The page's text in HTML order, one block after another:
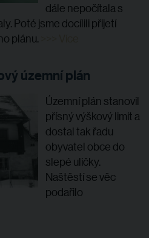
dále nepočítala s
Poté jsme docílili přijetí
plánu.
územní plán
Územní plán stanovil
přísný výškový limit a
dostal tak řadu
obyvatel obce do
slepé uličky.
Naštěstí se věc
podařilo